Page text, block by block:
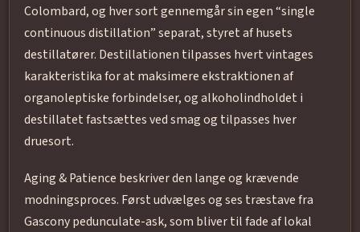
Colombard, og hver sort gennemgår sin egen “single
continuous distillation” separat, styret af husets
destillatører. Destillationen tilpasses hvert vintages
karakteristika for at maksimere ekstraktionen af
organoleptiske forbindelser, og alkoholindholdet i
destillatet fastsættes ved smag og tilpasses hver
druesort.
Aging & Patience beskriver den lange og krævende
modningsproces. Først udvælges og ses træstave fra
Gascony pedunculate-ask, som bliver til fade af lokal